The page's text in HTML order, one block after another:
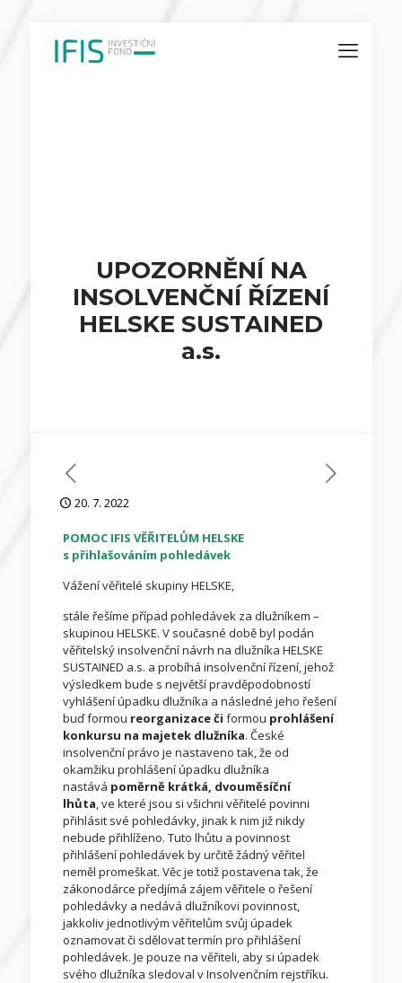
UPOZORNĚNÍ NA
INSOLVENČNÍ ŘÍZENÍ
HELSKE SUSTAINED
a.s.
20. 7. 2022
POMOC IFIS VĚŘITELŮM HELSKE
s přihlašováním pohledávek
Vážení věřitelé skupiny HELSKE,
stále řešíme případ pohledávek za dlužníkem –
skupinou HELSKE. V současné době byl podán
věřitelský insolvenční návrh na dlužníka HELSKE
SUSTAINED a.s. a probíhá insolvenční řízení, jehož
výsledkem bude s největší pravděpodobností
vyhlášení úpadku dlužníka a následné jeho řešení
buď formou reorganizace či formou prohlášení
konkursu na majetek dlužníka. České
insolvenční právo je nastaveno tak, že od
okamžiku prohlášení úpadku dlužníka
nastává poměrně krátká, dvouměsíční
lhůta, ve které jsou si všichni věřitelé povinni
přihlásit své pohledávky, jinak k nim již nikdy
nebude přihlíženo. Tuto lhůtu a povinnost
přihlášení pohledávek by určitě žádný věřitel
neměl promeškat. Věc je totiž postavena tak, že
zákonodárce předjímá zájem věřitele o řešení
pohledávky a nedává dlužníkovi povinnost,
jakkoliv jednotlivým věřitelům svůj úpadek
oznamovat či sdělovat termín pro přihlášení
pohledávek. Je pouze na věřiteli, aby si úpadek
svého dlužníka sledoval v Insolvenčním rejstříku.